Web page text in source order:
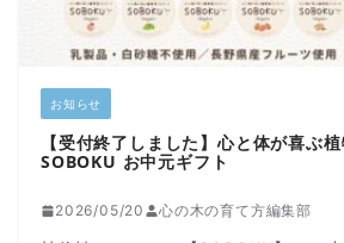
お知らせ
【受付終了しました】心と体が喜ぶ
SOBOKU お中元ギフト
2026/05/20 心の木の育て方編集部